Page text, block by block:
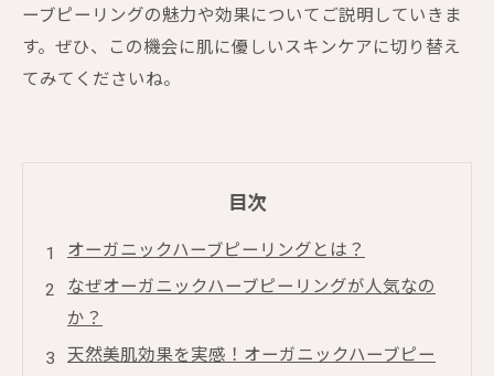
ーブピーリングの魅力や効果についてご説明していきま
す。ぜひ、この機会に肌に優しいスキンケアに切り替え
てみてくださいね。
目次
オーガニックハーブピーリングとは？
なぜオーガニックハーブピーリングが人気なの
か？
天然美肌効果を実感！オーガニックハーブピー